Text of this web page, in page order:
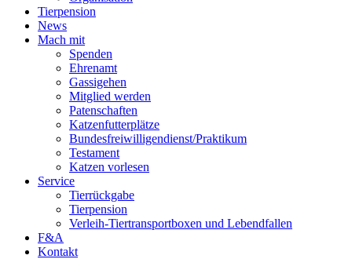
Tierpension
News
Mach mit
Spenden
Ehrenamt
Gassigehen
Mitglied werden
Patenschaften
Katzen­futterplätze
Bundesfreiwilligendienst/Praktikum
Testament
Katzen vorlesen
Service
Tierrückgabe
Tierpension
Verleih-Tiertransportboxen und Lebendfallen
F&A
Kontakt